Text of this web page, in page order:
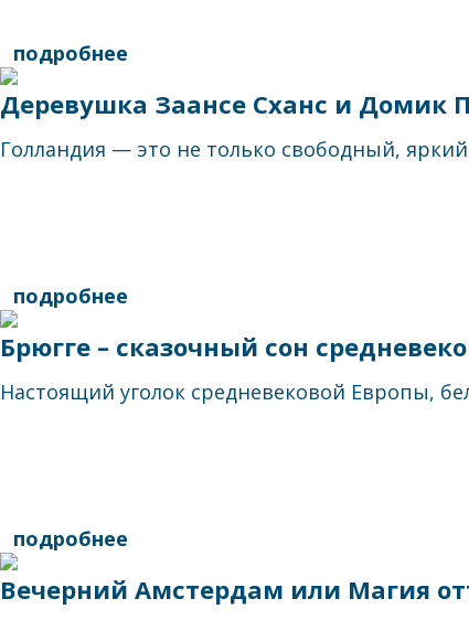
подробнее
Деревушка Заансе Сханс и Домик
Голландия — это не только свободный,
подробнее
Брюгге – сказочный сон
Настоящий уголок средневековой Европы,
подробнее
Вечерний Амстердам или Магия